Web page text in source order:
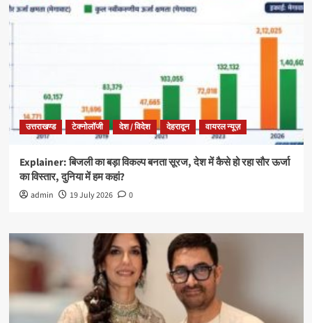
उत्तराखण्ड टेक्नोलॉजी देश / विदेश देहरादून वायरल न्यूज़
Explainer: बिजली का बड़ा विकल्प बनता सूरज, देश में कैसे हो रहा सौर ऊर्जा
का विस्तार, दुनिया में हम कहां?
admin 19 July 2026 0